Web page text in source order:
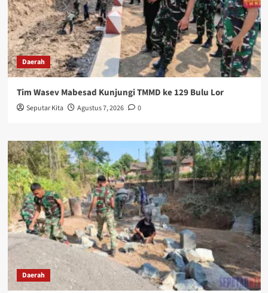
Daerah
Tim Wasev Mabesad Kunjungi TMMD ke 129 Bulu Lor
Seputar Kita Agustus 7, 2026 0
Daerah